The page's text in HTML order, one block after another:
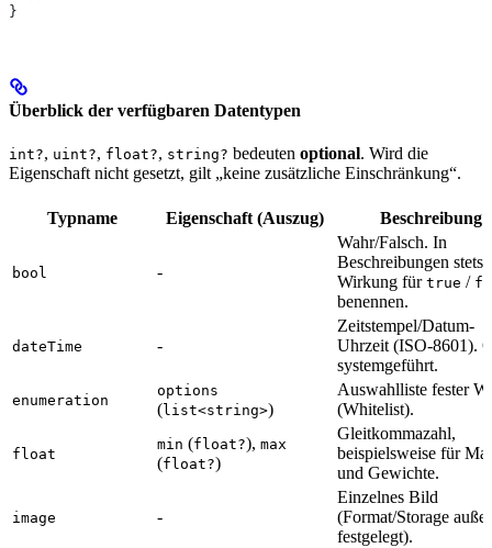
}
Überblick der verfügbaren Datentypen
int?, uint?, float?, string? bedeuten optional. Wird die
Eigenschaft nicht gesetzt, gilt „keine zusätzliche Einschränkung“.
Typname Eigenschaft (Auszug) Beschreibung
bool -
Wahr/Falsch. In
Beschreibungen stets
Wirkung für true /
benennen.
dateTime -
Zeitstempel/Datum-
Uhrzeit (ISO-8601).
systemgeführt.
enumeration
options
(list<string>)
Auswahlliste fester
(Whitelist).
float
min (float?), max
(float?)
Gleitkommazahl,
beispielsweise für
und Gewichte.
image -
Einzelnes Bild
(Format/Storage
festgelegt).